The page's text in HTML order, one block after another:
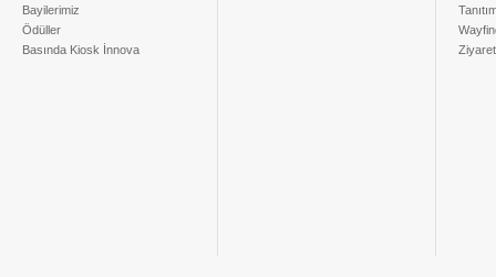
Bayilerimiz
Ödüller
Basında Kiosk İnnova